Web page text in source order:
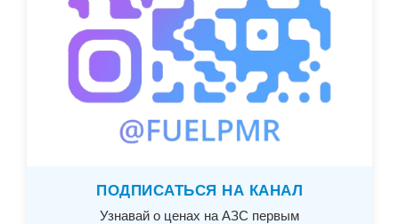
ПОДПИСАТЬСЯ НА КАНАЛ
Узнавай о ценах на АЗС первым